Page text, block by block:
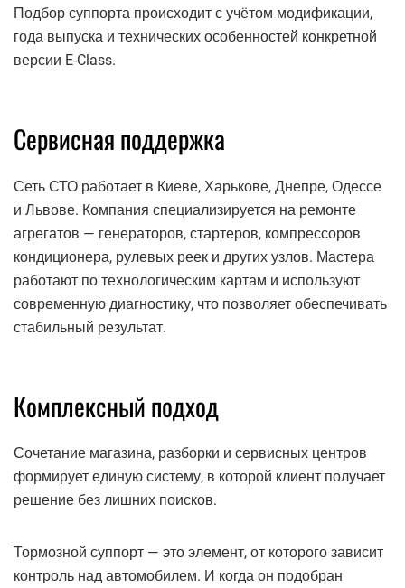
Подбор суппорта происходит с учётом модификации,
года выпуска и технических особенностей конкретной
версии E-Class.
Сервисная поддержка
Сеть СТО работает в Киеве, Харькове, Днепре, Одессе
и Львове. Компания специализируется на ремонте
агрегатов — генераторов, стартеров, компрессоров
кондиционера, рулевых реек и других узлов. Мастера
работают по технологическим картам и используют
современную диагностику, что позволяет обеспечивать
стабильный результат.
Комплексный подход
Сочетание магазина, разборки и сервисных центров
формирует единую систему, в которой клиент получает
решение без лишних поисков.
Тормозной суппорт — это элемент, от которого зависит
контроль над автомобилем. И когда он подобран